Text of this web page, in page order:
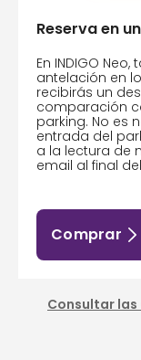
Reserva en
En INDIGO
antelación en
recibirás un
comparación
parking. No es
entrada del
a la lectura de
email al final
Comprar
Consultar las